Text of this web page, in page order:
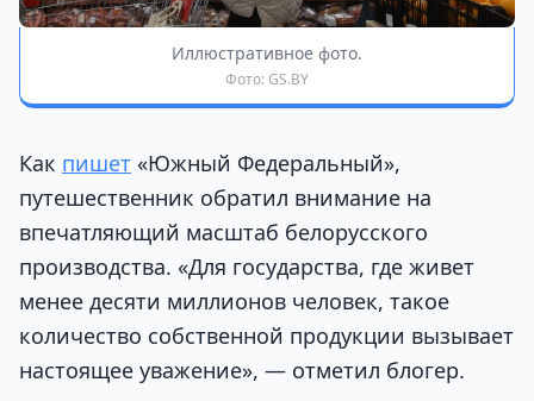
Иллюстративное фото.
Фото: GS.BY
Как пишет «Южный Федеральный»,
путешественник обратил внимание на
впечатляющий масштаб белорусского
производства. «Для государства, где живет
менее десяти миллионов человек, такое
количество собственной продукции вызывает
настоящее уважение», — отметил блогер.